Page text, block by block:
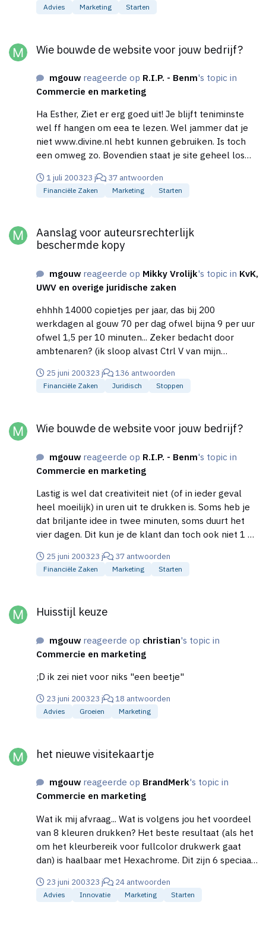
Advies Marketing Starten
Wie bouwde de website voor jouw bedrijf?
mgouw reageerde op R.I.P. - Benm's topic in
Commercie en marketing
Ha Esther, Ziet er erg goed uit! Je blijft teniminste
wel ff hangen om eea te lezen. Wel jammer dat je
niet www.divine.nl hebt kunnen gebruiken. Is toch
een omweg zo. Bovendien staat je site geheel los
1 juli 200323 j 37 antwoorden
Financiële Zaken Marketing Starten
Aanslag voor auteursrechterlijk
beschermde kopy
mgouw reageerde op Mikky Vrolijk's topic in KvK,
UWV en overige juridische zaken
ehhhh 14000 copietjes per jaar, das bij 200
werkdagen al gouw 70 per dag ofwel bijna 9 per uur
ofwel 1,5 per 10 minuten... Zeker bedacht door
ambtenaren? (ik sloop alvast Ctrl V van mijn
25 juni 200323 j 136 antwoorden
Financiële Zaken Juridisch Stoppen
Wie bouwde de website voor jouw bedrijf?
mgouw reageerde op R.I.P. - Benm's topic in
Commercie en marketing
Lastig is wel dat creativiteit niet (of in ieder geval
heel moeilijk) in uren uit te drukken is. Soms heb je
dat briljante idee in twee minuten, soms duurt het
vier dagen. Dit kun je de klant dan toch ook niet 1 op
dat je bij het maken van een offerte ook je gevoel
gebruikt en niet alleen maar de rekenmachine...
25 juni 200323 j 37 antwoorden
Financiële Zaken Marketing Starten
Huisstijl keuze
mgouw reageerde op christian's topic in
Commercie en marketing
;D ik zei niet voor niks "een beetje"
23 juni 200323 j 18 antwoorden
Advies Groeien Marketing
het nieuwe visitekaartje
mgouw reageerde op BrandMerk's topic in
Commercie en marketing
Wat ik mij afvraag... Wat is volgens jou het voordeel
van 8 kleuren drukken? Het beste resultaat (als het
om het kleurbereik voor fullcolor drukwerk gaat
dan) is haalbaar met Hexachrome. Dit zijn 6 speciaal
detail is helaas gewoon technisch onhaalbaar, zelfs
niet met gebruik van speciale rasters zoals Crystal
23 juni 200323 j 24 antwoorden
Advies Innovatie Marketing Starten